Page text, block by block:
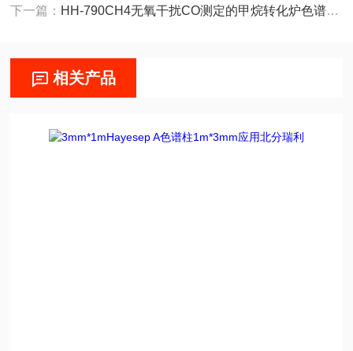
下一篇： HH-790CH4无氧干扰CO测定的甲烷转化炉色谱仪应用PE
相关产品